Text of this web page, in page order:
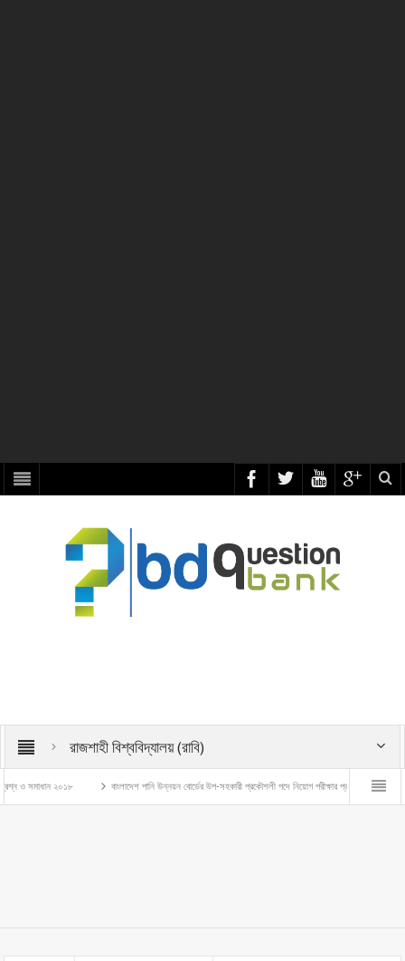
রাজশাহী বিশ্ববিদ্যালয় (রাবি)
২০১৮ বাংলাদেশ পানি উন্নয়ন বোর্ডের উপ-সহকারী প্রকৌশলী পদে নিয়োগ পরীক্ষার প্রশ্ন ও সমাধান – ২০২৬